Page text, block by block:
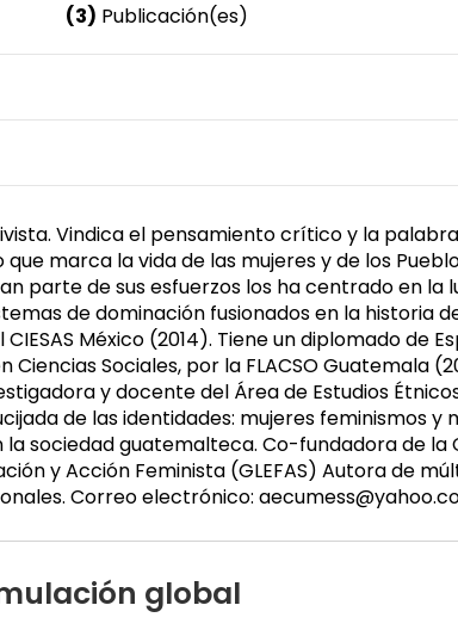
(3) Publicación(es)
Vindica el pensamiento crítico y la
marca la vida de las mujeres y de los
parte de sus esfuerzos los ha centrado en la
de dominación fusionados en la historia
México (2014). Tiene un diplomado de
Sociales, por la FLACSO Guatemala
y docente del Área de Estudios
de las identidades: mujeres feminismos
sociedad guatemalteca. Co-fundadora de la
y Acción Feminista (GLEFAS) Autora de
Correo electrónico:
global